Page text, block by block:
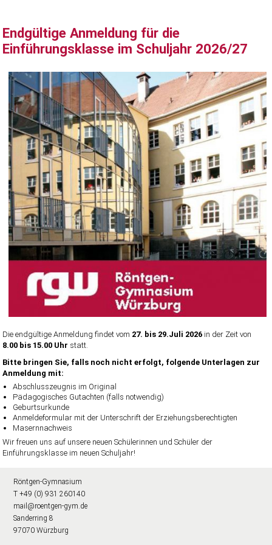
Endgültige Anmeldung für die
Einführungsklasse im Schuljahr 2026/27
Die endgültige Anmeldung findet vom 27. bis 29.Juli 2026 in der Zeit von
8.00 bis 15.00 Uhr statt.
Bitte bringen Sie, falls noch nicht erfolgt, folgende Unterlagen zur
Anmeldung mit:
Abschlusszeugnis im Original
Pädagogisches Gutachten (falls notwendig)
Geburtsurkunde
Anmeldeformular mit der Unterschrift der Erziehungsberechtigten
Masernnachweis
Wir freuen uns auf unsere neuen Schülerinnen und Schüler der
Einführungsklasse im neuen Schuljahr!
Röntgen-Gymnasium
T +49 (0) 931 260140
mail@roentgen-gym.de
Sanderring 8
97070 Würzburg